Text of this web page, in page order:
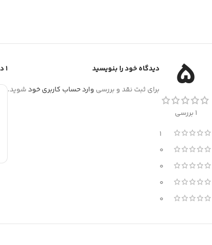
5
1 بررسی
1
0
0
0
0
1 دیدگاه برای
دیدگاه خود را بنویسید
برای ثبت نقد و بررسی وارد حساب کاربری خودشوید.